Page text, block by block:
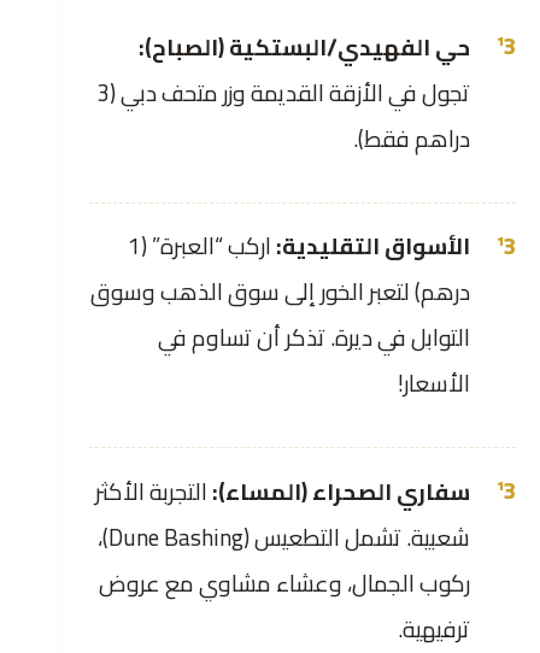
حي الفهيدي/البستكية (الصباح):
تجول في الأزقة القديمة وزر متحف دبي (3
دراهم فقط).
الأسواق التقليدية:
اركب “العبرة” (1
درهم) لتعبر الخور إلى سوق الذهب وسوق
التوابل في ديرة. تذكر أن تساوم في
الأسعار!
سفاري الصحراء (المساء):التجربة الأكثر
شعبية. تشمل التطعيس (Dune Bashing)،
ركوب الجمال، وعشاء مشاوي مع عروض
ترفيهية.